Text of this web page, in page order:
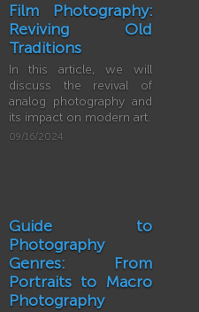
Film Photography:
Reviving Old
Traditions
In this article, we will
discuss the revival of
analog photography and
its impact on modern art.
09/16/2024
Guide to
Photography
Genres: From
Portraits to Macro
Photography